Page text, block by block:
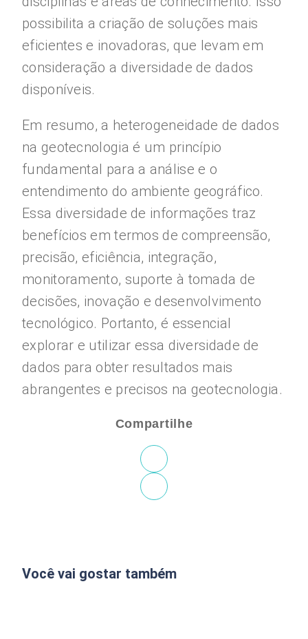
possibilita a criação de soluções mais
eficientes e inovadoras, que levam em
consideração a diversidade de dados
disponíveis.
Em resumo, a heterogeneidade de dados
na geotecnologia é um princípio
fundamental para a análise e o
entendimento do ambiente geográfico.
Essa diversidade de informações traz
benefícios em termos de compreensão,
precisão, eficiência, integração,
monitoramento, suporte à tomada de
decisões, inovação e desenvolvimento
tecnológico. Portanto, é essencial
explorar e utilizar essa diversidade de
dados para obter resultados mais
abrangentes e precisos na geotecnologia.
Compartilhe
Você vai gostar também